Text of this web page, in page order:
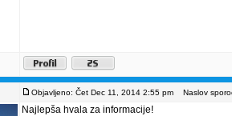
Objavljeno: Čet Dec 11, 2014 2:55 pm Naslov
Najlepša hvala za informacije!